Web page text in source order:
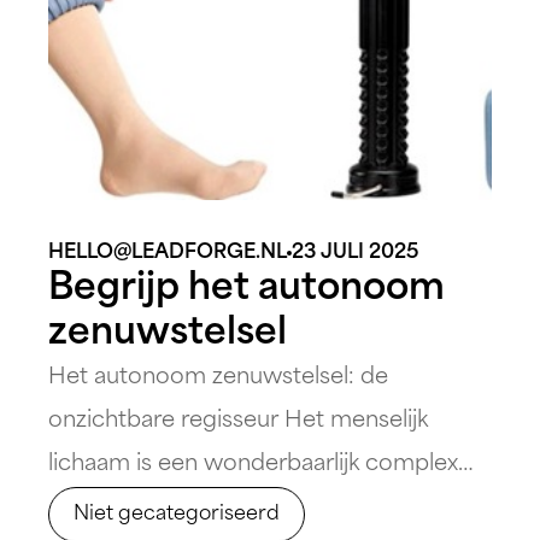
ook veranderingen in hun emoties of
gedrag [&hellip;]
HELLO@LEADFORGE.NL 23 JULI 2025
Begrijp het autonoom
zenuwstelsel
Het autonoom zenuwstelsel: de
onzichtbare regisseur Het menselijk
lichaam is een wonderbaarlijk complex
systeem waarin verschillende onderdelen
Niet gecategoriseerd